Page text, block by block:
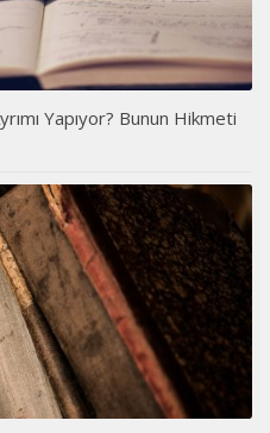
Yapıyor? Bunun Hikmeti